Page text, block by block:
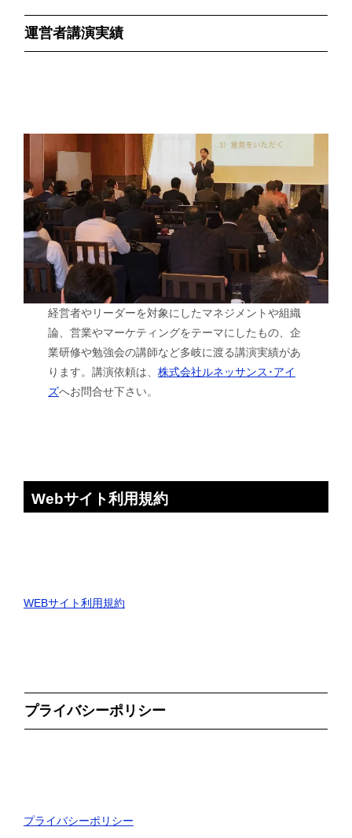
運営者講演実績
経営者やリーダーを対象にしたマネジメントや組織
論、営業やマーケティングをテーマにしたもの、企
業研修や勉強会の講師など多岐に渡る講演実績があ
ります。講演依頼は、株式会社ルネッサンス･アイ
ズへお問合せ下さい。
Webサイト利用規約
WEBサイト利用規約
プライバシーポリシー
プライバシーポリシー